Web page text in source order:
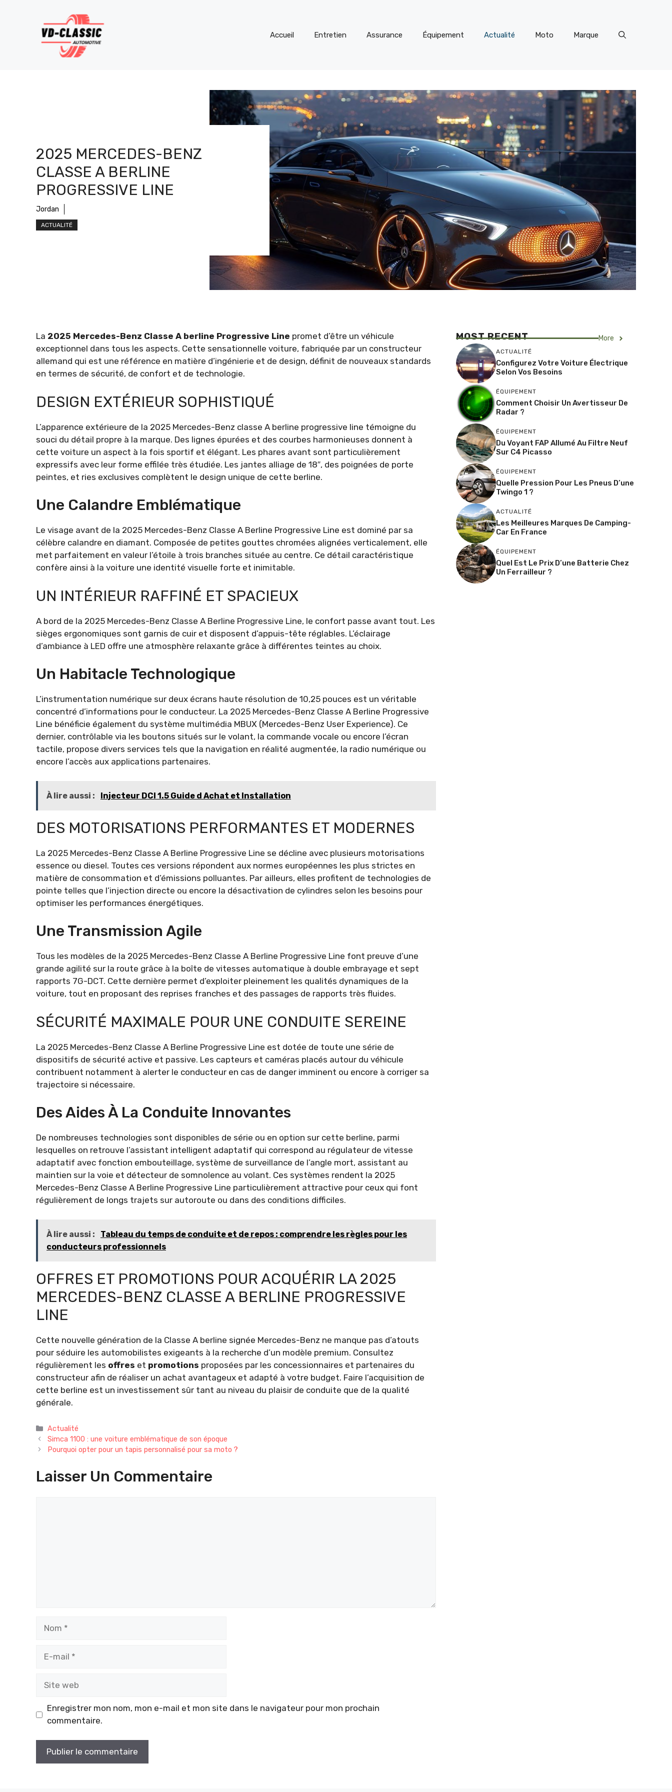
Accueil Entretien Assurance Équipement Actualité Moto Marque
2025 MERCEDES-BENZ
CLASSE A BERLINE
PROGRESSIVE LINE
Jordan
ACTUALITÉ
La 2025 Mercedes-Benz Classe A berline Progressive Line promet d’être un véhicule
exceptionnel dans tous les aspects. Cette sensationnelle voiture, fabriquée par un constructeur
allemand qui est une référence en matière d’ingénierie et de design, définit de nouveaux standards
en termes de sécurité, de confort et de technologie.
DESIGN EXTÉRIEUR SOPHISTIQUÉ
L’apparence extérieure de la 2025 Mercedes-Benz classe A berline progressive line témoigne du
souci du détail propre à la marque. Des lignes épurées et des courbes harmonieuses donnent à
cette voiture un aspect à la fois sportif et élégant. Les phares avant sont particulièrement
expressifs avec leur forme effilée très étudiée. Les jantes alliage de 18″, des poignées de porte
peintes, et ries exclusives complètent le design unique de cette berline.
Une Calandre Emblématique
Le visage avant de la 2025 Mercedes-Benz Classe A Berline Progressive Line est dominé par sa
célèbre calandre en diamant. Composée de petites gouttes chromées alignées verticalement, elle
met parfaitement en valeur l’étoile à trois branches située au centre. Ce détail caractéristique
confère ainsi à la voiture une identité visuelle forte et inimitable.
UN INTÉRIEUR RAFFINÉ ET SPACIEUX
A bord de la 2025 Mercedes-Benz Classe A Berline Progressive Line, le confort passe avant tout. Les
sièges ergonomiques sont garnis de cuir et disposent d’appuis-tête réglables. L’éclairage
d’ambiance à LED offre une atmosphère relaxante grâce à différentes teintes au choix.
Un Habitacle Technologique
L’instrumentation numérique sur deux écrans haute résolution de 10,25 pouces est un véritable
concentré d’informations pour le conducteur. La 2025 Mercedes-Benz Classe A Berline Progressive
Line bénéficie également du système multimédia MBUX (Mercedes-Benz User Experience). Ce
dernier, contrôlable via les boutons situés sur le volant, la commande vocale ou encore l’écran
tactile, propose divers services tels que la navigation en réalité augmentée, la radio numérique ou
encore l’accès aux applications partenaires.
À lire aussi : Injecteur DCI 1.5 Guide d Achat et Installation
DES MOTORISATIONS PERFORMANTES ET MODERNES
La 2025 Mercedes-Benz Classe A Berline Progressive Line se décline avec plusieurs motorisations
essence ou diesel. Toutes ces versions répondent aux normes européennes les plus strictes en
matière de consommation et d’émissions polluantes. Par ailleurs, elles profitent de technologies de
pointe telles que l’injection directe ou encore la désactivation de cylindres selon les besoins pour
optimiser les performances énergétiques.
Une Transmission Agile
Tous les modèles de la 2025 Mercedes-Benz Classe A Berline Progressive Line font preuve d’une
grande agilité sur la route grâce à la boîte de vitesses automatique à double embrayage et sept
rapports 7G-DCT. Cette dernière permet d’exploiter pleinement les qualités dynamiques de la
voiture, tout en proposant des reprises franches et des passages de rapports très fluides.
SÉCURITÉ MAXIMALE POUR UNE CONDUITE SEREINE
La 2025 Mercedes-Benz Classe A Berline Progressive Line est dotée de toute une série de
dispositifs de sécurité active et passive. Les capteurs et caméras placés autour du véhicule
contribuent notamment à alerter le conducteur en cas de danger imminent ou encore à corriger sa
trajectoire si nécessaire.
Des Aides À La Conduite Innovantes
De nombreuses technologies sont disponibles de série ou en option sur cette berline, parmi
lesquelles on retrouve l’assistant intelligent adaptatif qui correspond au régulateur de vitesse
adaptatif avec fonction embouteillage, système de surveillance de l’angle mort, assistant au
maintien sur la voie et détecteur de somnolence au volant. Ces systèmes rendent la 2025
Mercedes-Benz Classe A Berline Progressive Line particulièrement attractive pour ceux qui font
régulièrement de longs trajets sur autoroute ou dans des conditions difficiles.
À lire aussi :
Tableau du temps de conduite et de repos : comprendre les règles pour les
conducteurs professionnels
OFFRES ET PROMOTIONS POUR ACQUÉRIR LA 2025
MERCEDES-BENZ CLASSE A BERLINE PROGRESSIVE
LINE
Cette nouvelle génération de la Classe A berline signée Mercedes-Benz ne manque pas d’atouts
pour séduire les automobilistes exigeants à la recherche d’un modèle premium. Consultez
régulièrement les offres et promotions proposées par les concessionnaires et partenaires du
constructeur afin de réaliser un achat avantageux et adapté à votre budget. Faire l’acquisition de
cette berline est un investissement sûr tant au niveau du plaisir de conduite que de la qualité
générale.
Catégories
Actualité
Simca 1100 : une voiture emblématique de son époque
Pourquoi opter pour un tapis personnalisé pour sa moto ?
Laisser Un Commentaire
Enregistrer mon nom, mon e-mail et mon site dans le navigateur pour mon prochain
commentaire.
MOST RECENT More
ACTUALITÉ
Configurez Votre Voiture Électrique
Selon Vos Besoins
ÉQUIPEMENT
Comment Choisir Un Avertisseur De
Radar ?
ÉQUIPEMENT
Du Voyant FAP Allumé Au Filtre Neuf
Sur C4 Picasso
ÉQUIPEMENT
Quelle Pression Pour Les Pneus D’une
Twingo 1 ?
ACTUALITÉ
Les Meilleures Marques De Camping-
Car En France
ÉQUIPEMENT
Quel Est Le Prix D’une Batterie Chez
Un Ferrailleur ?